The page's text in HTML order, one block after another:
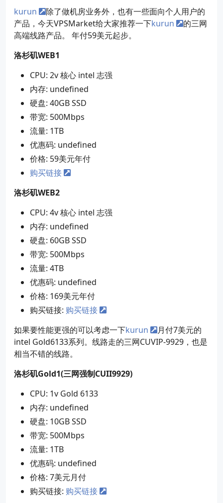
kurun
除了做机房业务外，也有一些面向个人用户的
产品，今天VPSMarket给大家推荐一下kurun
的三网
高端线路产品。 年付59美元起步。
洛杉矶WEB1
CPU: 2v 核心 intel 志强
内存: undefined
硬盘: 40GB SSD
带宽: 500Mbps
流量: 1TB
优惠码: undefined
价格: 59美元年付
购买链接
洛杉矶WEB2
CPU: 4v 核心 intel 志强
内存: undefined
硬盘: 60GB SSD
带宽: 500Mbps
流量: 4TB
优惠码: undefined
价格: 169美元年付
购买链接: 购买链接
如果要性能更强的可以考虑一下kurun
月付7美元的
intel Gold6133系列。线路走的三网CUVIP-9929，也是
相当不错的线路。
洛杉矶Gold1(三网强制CUII9929)
CPU: 1v Gold 6133
内存: undefined
硬盘: 10GB SSD
带宽: 500Mbps
流量: 1TB
优惠码: undefined
价格: 7美元月付
购买链接: 购买链接